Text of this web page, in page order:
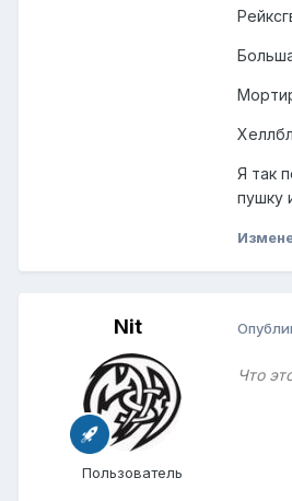
Я так
пушку
Nit
Пользователь
Что